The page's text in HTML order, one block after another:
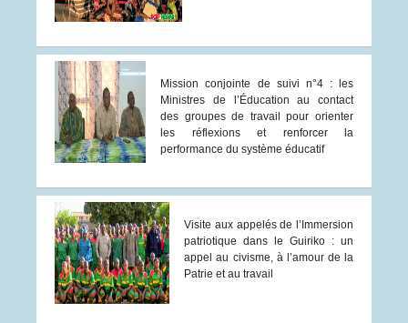
Mission conjointe de suivi n°4 : les
Ministres de l’Éducation au contact
des groupes de travail pour orienter
les réflexions et renforcer la
performance du système éducatif
Visite aux appelés de l’Immersion
patriotique dans le Guiriko : un
appel au civisme, à l’amour de la
Patrie et au travail